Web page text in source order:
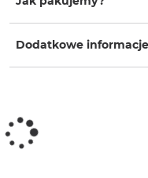
Dodatkowe informacje